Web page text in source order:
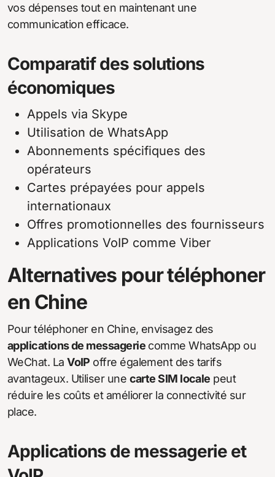
vos dépenses tout en maintenant une
communication efficace.
Comparatif des solutions
économiques
Appels via Skype
Utilisation de WhatsApp
Abonnements spécifiques des
opérateurs
Cartes prépayées pour appels
internationaux
Offres promotionnelles des fournisseurs
Applications VoIP comme Viber
Alternatives pour téléphoner
en Chine
Pour téléphoner en Chine, envisagez des
applications de messageriecomme WhatsApp ou
WeChat. LaVoIP offre également des tarifs
avantageux. Utiliser une carte SIM locale peut
réduire les coûts et améliorer la connectivité sur
place.
Applications de messagerie et